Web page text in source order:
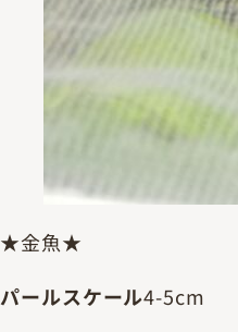
★金魚★
パールスケール4-5cm